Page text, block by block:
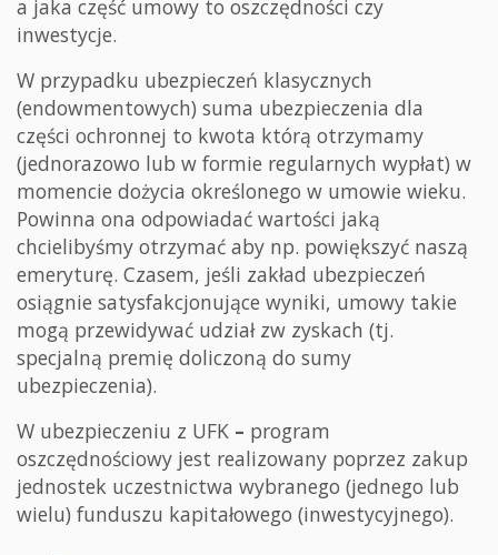
a jaka część umowy to oszczędności czy
inwestycje.
W przypadku ubezpieczeń klasycznych
(endowmentowych) suma ubezpieczenia dla
części ochronnej to kwota którą otrzymamy
(jednorazowo lub w formie regularnych wypłat) w
momencie dożycia określonego w umowie wieku.
Powinna ona odpowiadać wartości jaką
chcielibyśmy otrzymać aby np. powiększyć naszą
emeryturę. Czasem, jeśli zakład ubezpieczeń
osiągnie satysfakcjonujące wyniki, umowy takie
mogą przewidywać udział zw zyskach (tj.
specjalną premię doliczoną do sumy
ubezpieczenia).
W ubezpieczeniu z UFK – program
oszczędnościowy jest realizowany poprzez zakup
jednostek uczestnictwa wybranego (jednego lub
wielu) funduszu kapitałowego (inwestycyjnego).